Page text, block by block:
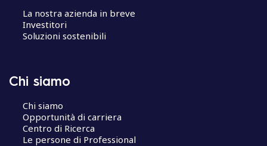
La nostra azienda in breve
Investitori
Soluzioni sostenibili
Chi siamo
Chi siamo
Opportunità di carriera
Centro di Ricerca
Le persone di Professional